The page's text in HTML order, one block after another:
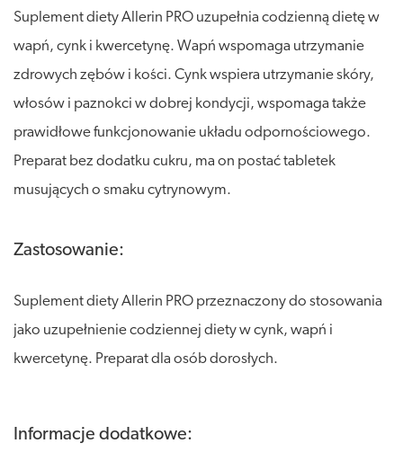
Suplement diety Allerin PRO uzupełnia codzienną dietę w
wapń, cynk i kwercetynę. Wapń wspomaga utrzymanie
zdrowych zębów i kości. Cynk wspiera utrzymanie skóry,
włosów i paznokci w dobrej kondycji, wspomaga także
prawidłowe funkcjonowanie układu odpornościowego.
Preparat bez dodatku cukru, ma on postać tabletek
musujących o smaku cytrynowym.
Zastosowanie:
Suplement diety Allerin PRO przeznaczony do stosowania
jako uzupełnienie codziennej diety w cynk, wapń i
kwercetynę. Preparat dla osób dorosłych.
Informacje dodatkowe: